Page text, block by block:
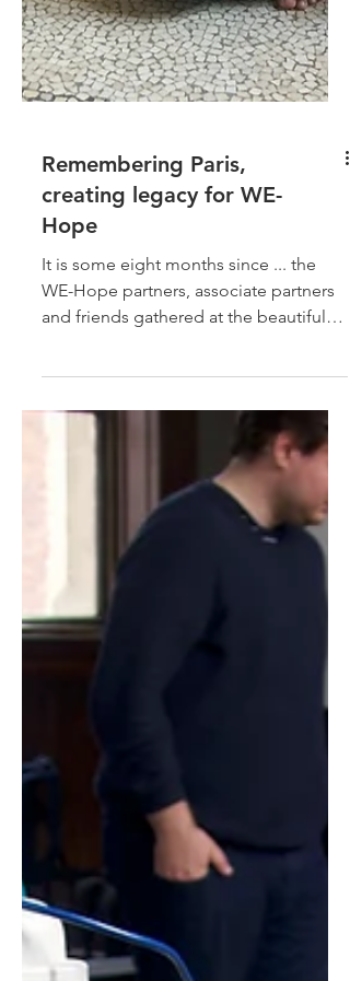
Remembering Paris,
creating legacy for WE-
Hope
It is some eight months since ... the
WE-Hope partners, associate partners
National Conservatory of...